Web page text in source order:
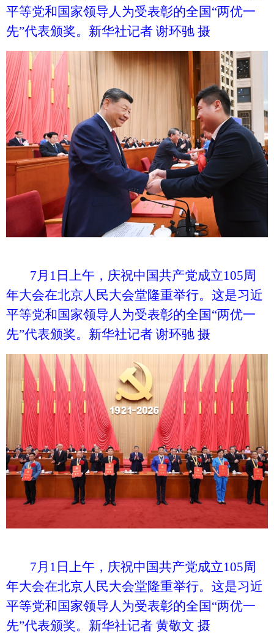
平等党和国家领导人为受表彰的全国“两优一
先”代表颁奖。新华社记者 谢环驰 摄
7月1日上午，庆祝中国共产党成立105周
年大会在北京人民大会堂隆重举行。这是习近
平等党和国家领导人为受表彰的全国“两优一
先”代表颁奖。新华社记者 谢环驰 摄
7月1日上午，庆祝中国共产党成立105周
年大会在北京人民大会堂隆重举行。这是习近
平等党和国家领导人为受表彰的全国“两优一
先”代表颁奖。新华社记者 黄敬文 摄